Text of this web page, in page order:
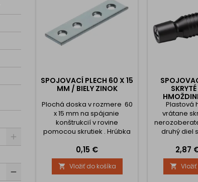
SPOJOVACÍ PLECH 60 X 15
MM / BIELY ZINOK
Plochá doska v rozmere 60
x 15 mm na spájanie
konštrukcií v rovine
pomocou skrutiek . Hrúbka
kus.
Cena
0,15 €
 Vložiť do košíka
Plastová
vrátane
druhý diel
Vŕtanie:
30mm,
Priemer
mm.
Cena
2,87
